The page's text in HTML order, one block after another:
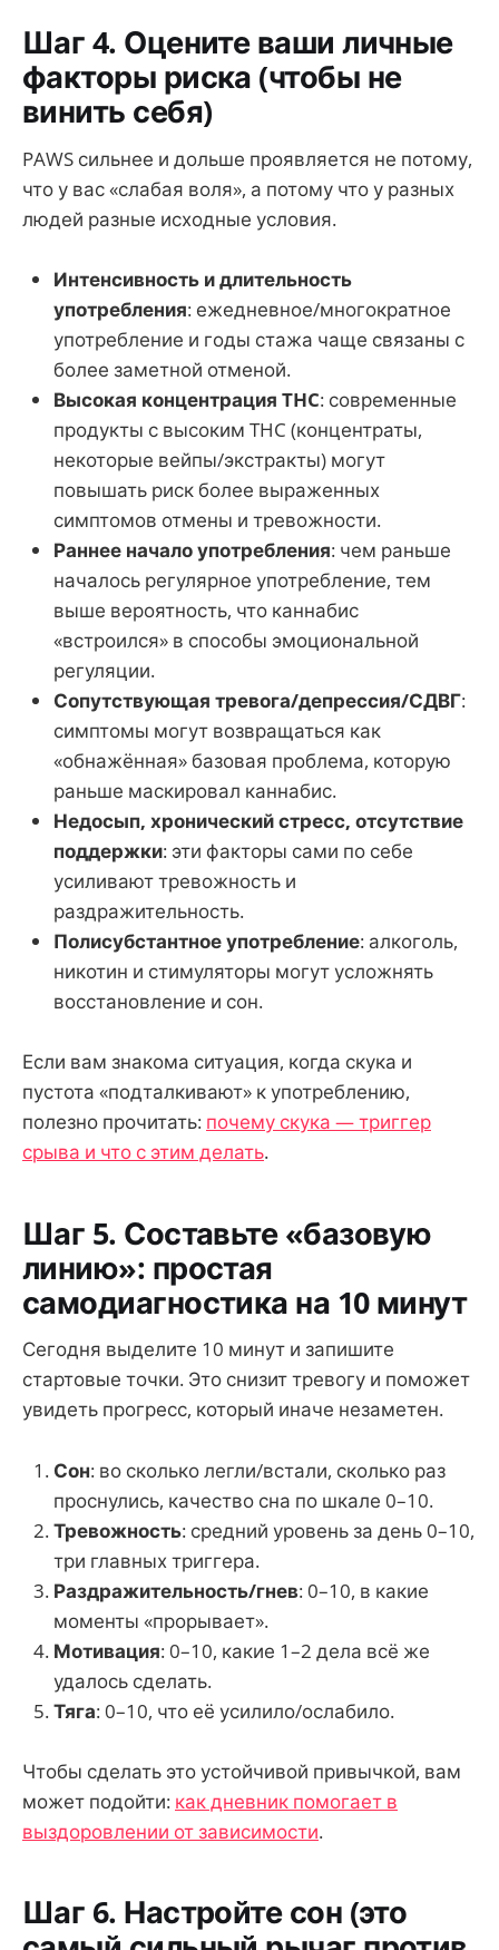
Шаг 4. Оцените ваши личные
факторы риска (чтобы не
винить себя)
PAWS сильнее и дольше проявляется не потому,
что у вас «слабая воля», а потому что у разных
людей разные исходные условия.
Интенсивность и длительность
употребления: ежедневное/многократное
употребление и годы стажа чаще связаны с
более заметной отменой.
Высокая концентрация THC: современные
продукты с высоким THC (концентраты,
некоторые вейпы/экстракты) могут
повышать риск более выраженных
симптомов отмены и тревожности.
Раннее начало употребления: чем раньше
началось регулярное употребление, тем
выше вероятность, что каннабис
«встроился» в способы эмоциональной
регуляции.
Сопутствующая тревога/депрессия/СДВГ:
симптомы могут возвращаться как
«обнажённая» базовая проблема, которую
раньше маскировал каннабис.
Недосып, хронический стресс, отсутствие
поддержки: эти факторы сами по себе
усиливают тревожность и
раздражительность.
Полисубстантное употребление: алкоголь,
никотин и стимуляторы могут усложнять
восстановление и сон.
Если вам знакома ситуация, когда скука и
пустота «подталкивают» к употреблению,
полезно прочитать: почему скука — триггер
срыва и что с этим делать.
Шаг 5. Составьте «базовую
линию»: простая
самодиагностика на 10 минут
Сегодня выделите 10 минут и запишите
стартовые точки. Это снизит тревогу и поможет
увидеть прогресс, который иначе незаметен.
Сон: во сколько легли/встали, сколько раз
проснулись, качество сна по шкале 0–10.
Тревожность: средний уровень за день 0–10,
три главных триггера.
Раздражительность/гнев: 0–10, в какие
моменты «прорывает».
Мотивация: 0–10, какие 1–2 дела всё же
удалось сделать.
Тяга: 0–10, что её усилило/ослабило.
Чтобы сделать это устойчивой привычкой, вам
может подойти: как дневник помогает в
выздоровлении от зависимости.
Шаг 6. Настройте сон (это